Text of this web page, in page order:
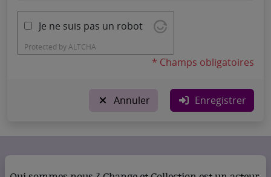
Je ne suis pas un robot
Protected byALTCHA
* Champs obligatoires
Annuler Enregistrer